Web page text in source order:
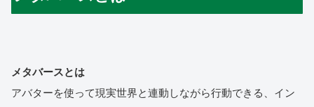
メタバースとは
アバターを使って現実世界と連動しながら行動できる、イン